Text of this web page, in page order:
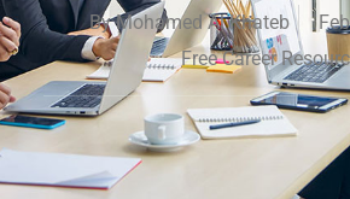
ByMohamed Al Khateb
Free Career